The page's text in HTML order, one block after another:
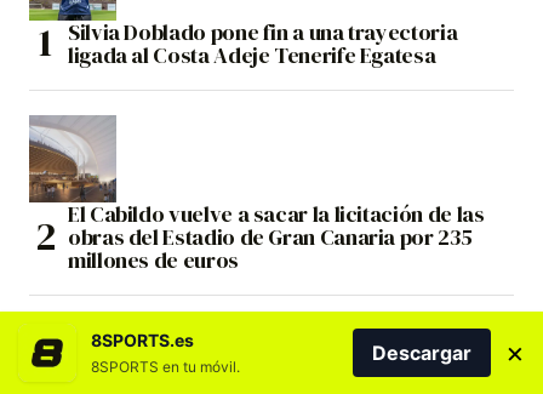
Silvia Doblado pone fin a una trayectoria
ligada al Costa Adeje Tenerife Egatesa
El Cabildo vuelve a sacar la licitación de las
obras del Estadio de Gran Canaria por 235
millones de euros
8SPORTS.es
8SPORTS en tu móvil.
Descargar ×